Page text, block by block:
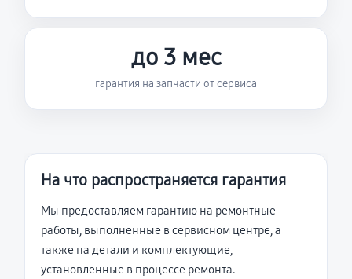
до 3 мес
гарантия на запчасти от сервиса
На что распространяется гарантия
Мы предоставляем гарантию на ремонтные
работы, выполненные в сервисном центре, а
также на детали и комплектующие,
установленные в процессе ремонта.